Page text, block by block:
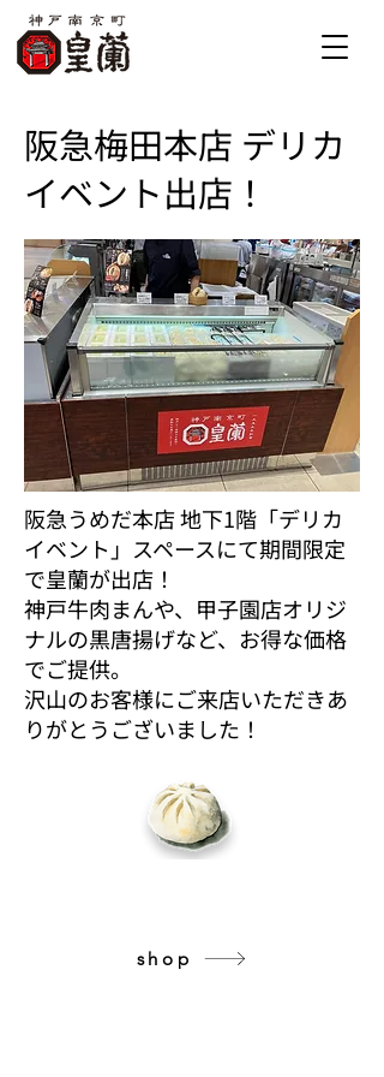
​阪急梅田本店 デリカ
イベント出店！
阪急うめだ本店 地下1階「デリカ
イベント」スペースにて期間限定
で皇蘭が出店！
神戸牛肉まんや、甲子園店オリジ
ナルの黒唐揚げなど、お得な価格
でご提供。
​沢山のお客様にご来店いただきあ
りがとうございました！
shop